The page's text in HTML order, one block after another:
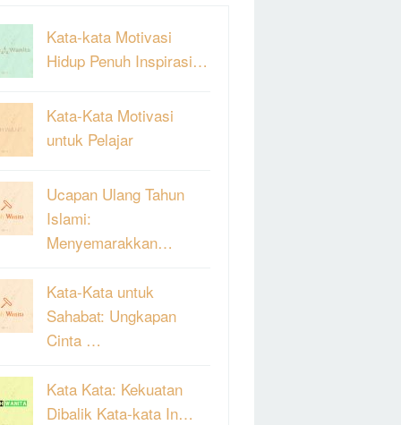
Kata-kata Motivasi
Hidup Penuh Inspirasi…
Kata-Kata Motivasi
untuk Pelajar
Ucapan Ulang Tahun
Islami:
Menyemarakkan…
Kata-Kata untuk
Sahabat: Ungkapan
Cinta …
Kata Kata: Kekuatan
Dibalik Kata-kata In…